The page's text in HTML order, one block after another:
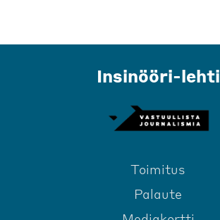
Insinööri-lehti
Toimitus
Palaute